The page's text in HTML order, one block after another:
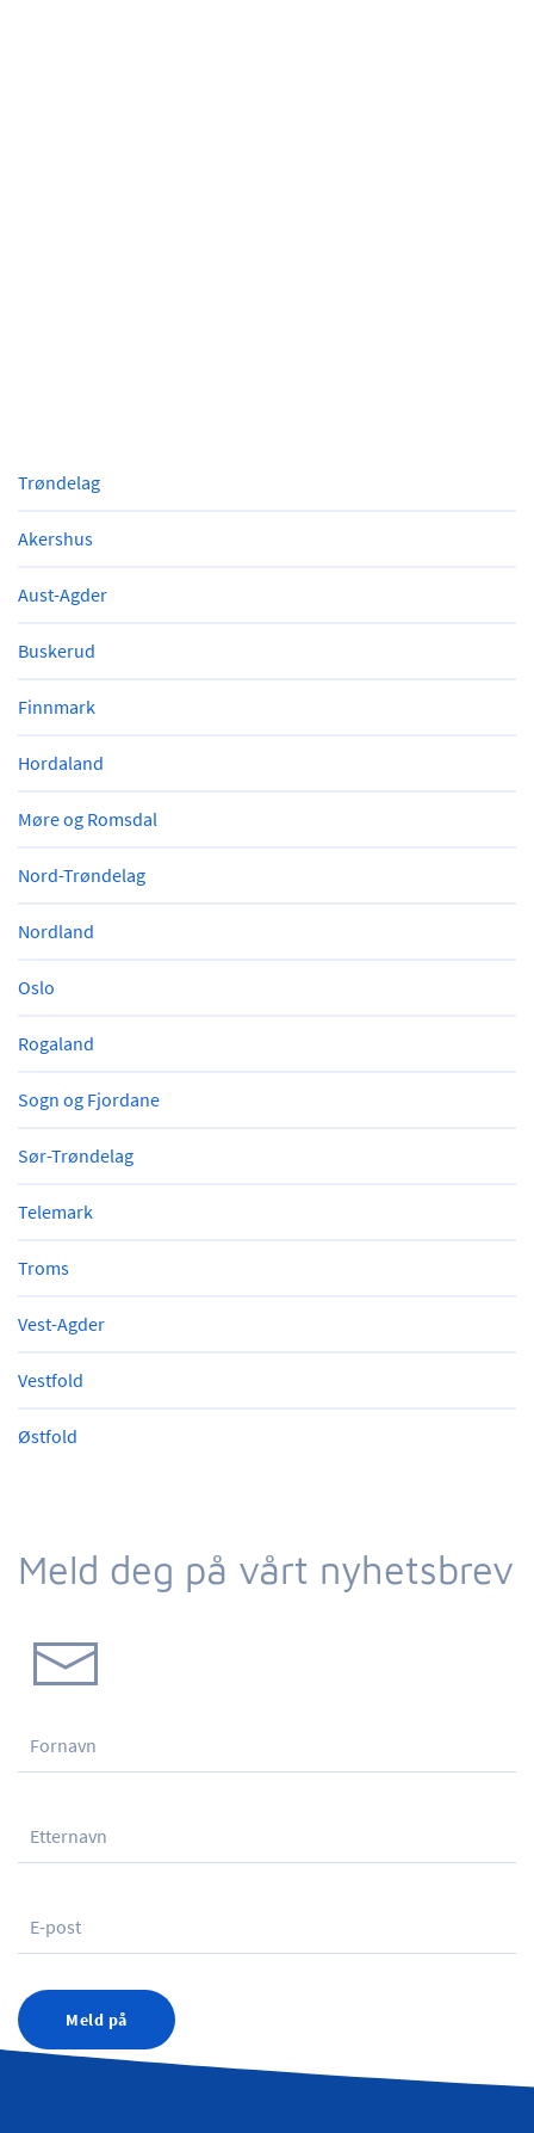
Trøndelag
Akershus
Aust-Agder
Buskerud
Finnmark
Hordaland
Møre og Romsdal
Nord-Trøndelag
Nordland
Oslo
Rogaland
Sogn og Fjordane
Sør-Trøndelag
Telemark
Troms
Vest-Agder
Vestfold
Østfold
Meld deg på vårt nyhetsbrev
Meld på